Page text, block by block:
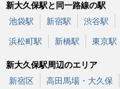
新大久保駅と同一路線の駅
池袋駅
新宿駅 渋谷駅
浜松町駅 新橋駅 東京駅
新大久保駅周辺のエリア
新宿区
高田馬場・大久保